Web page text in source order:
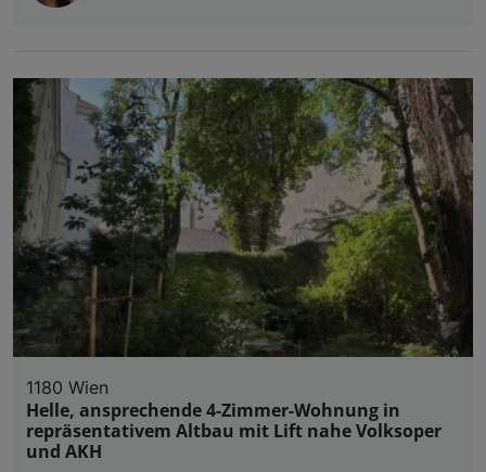
1180 Wien
Helle, ansprechende 4-Zimmer-Wohnung in
repräsentativem Altbau mit Lift nahe Volksoper
und AKH